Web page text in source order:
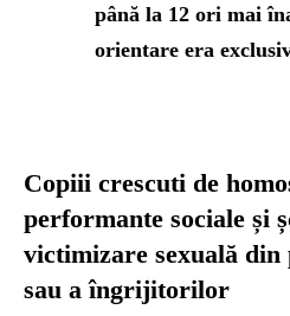
până la 12 ori mai
orientare era
Copiii crescuti de
performante sociale și
victimizare sexuală
sau a îngrijitorilor